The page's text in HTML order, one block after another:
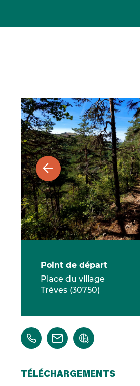
Point de départ
Place du village
Trèves (30750)
TÉLÉCHARGEMENTS